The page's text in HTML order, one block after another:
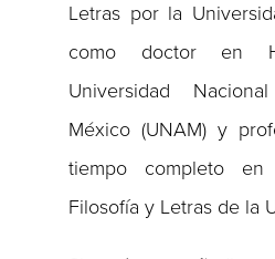
Letras por la
como doctor en
Universidad
México (UNAM) y
tiempo completo
Filosofía y Letras de la